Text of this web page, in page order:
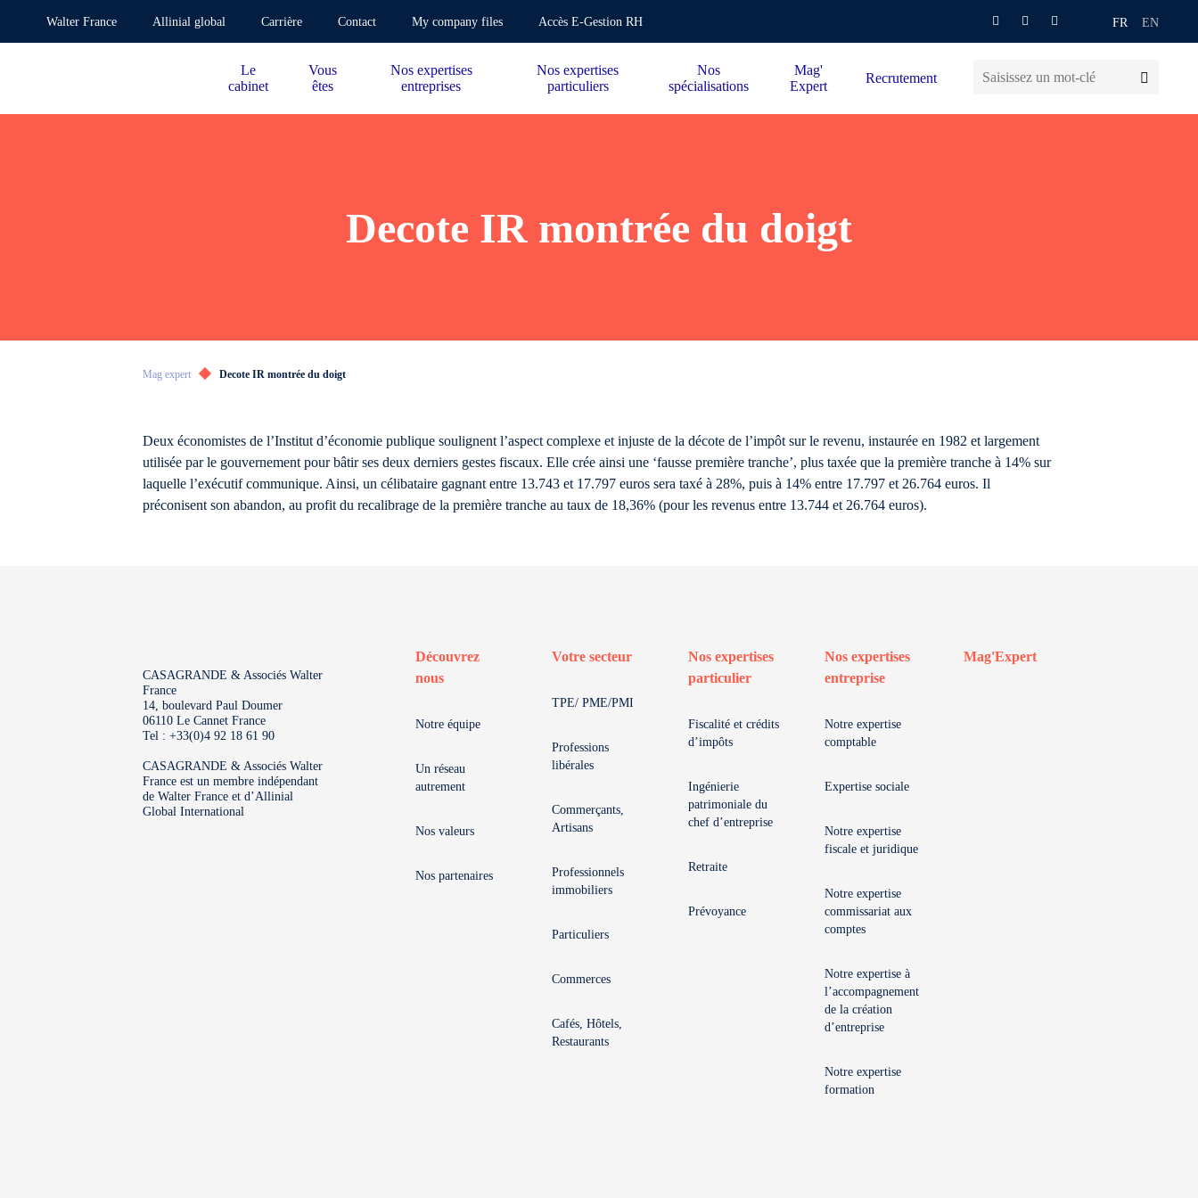
Walter France Allinial global Carrière Contact My company files Accès E-Gestion RH FR EN
Le
cabinet
Vous
êtes
Nos expertises
entreprises
Nos expertises
particuliers
Nos
spécialisations
Mag'
Expert
Recrutement
Decote IR montrée du doigt
Mag expert Decote IR montrée du doigt
Deux économistes de l’Institut d’économie publique soulignent l’aspect complexe et injuste de la décote de l’impôt sur le revenu, instaurée en 1982 et largement
utilisée par le gouvernement pour bâtir ses deux derniers gestes fiscaux. Elle crée ainsi une ‘fausse première tranche’, plus taxée que la première tranche à 14% sur
laquelle l’exécutif communique. Ainsi, un célibataire gagnant entre 13.743 et 17.797 euros sera taxé à 28%, puis à 14% entre 17.797 et 26.764 euros. Il
préconisent son abandon, au profit du recalibrage de la première tranche au taux de 18,36% (pour les revenus entre 13.744 et 26.764 euros).
CASAGRANDE & Associés Walter
France
14, boulevard Paul Doumer
06110 Le Cannet France
Tel : +33(0)4 92 18 61 90
CASAGRANDE & Associés Walter
France est un membre indépendant
de Walter France et d’Allinial
Global International
Découvrez
nous
Notre équipe
Un réseau
autrement
Nos valeurs
Nos partenaires
Votre secteur
TPE/ PME/PMI
Professions
libérales
Commerçants,
Artisans
Professionnels
immobiliers
Particuliers
Commerces
Cafés, Hôtels,
Restaurants
Nos expertises
particulier
Fiscalité et crédits
d’impôts
Ingénierie
patrimoniale du
chef d’entreprise
Retraite
Prévoyance
Nos expertises
entreprise
Notre expertise
comptable
Expertise sociale
Notre expertise
fiscale et juridique
Notre expertise
commissariat aux
comptes
Notre expertise à
l’accompagnement
de la création
d’entreprise
Notre expertise
formation
Mag'Expert